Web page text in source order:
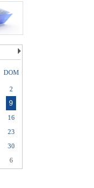
DOM
2
9
16
23
30
6